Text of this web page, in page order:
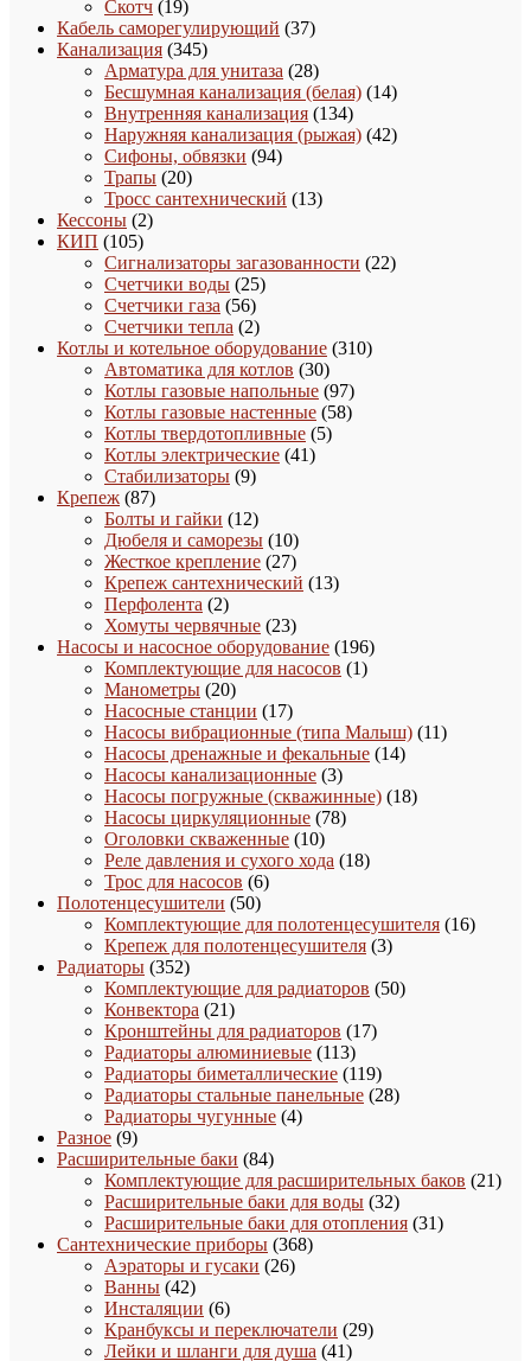
Скотч 1919
товаров
Кабель саморегулирующий 3737
Канализация 345345
товаров
Арматура для унитаза 2828
товаров
Бесшумная канализация (белая) 1414
Внутренняя канализация 134134
товара
Наружняя канализация (рыжая) 4242
Сифоны, обвязки 9494
Трапы 2020
товаров
Тросс сантехнический 1313
Кессоны 22
КИП 105105
товаров
Сигнализаторы загазованности 2222
Счетчики воды 2525
Счетчики газа 5656
товаров
Счетчики тепла 22
товара
Котлы и котельное оборудование 310310
Автоматика для котлов 3030
товаров
Котлы газовые напольные 9797
товаров
Котлы газовые настенные 5858
Котлы твердотопливные 55
Котлы электрические 4141
Стабилизаторы 99
Крепеж 8787
товаров
Болты и гайки 1212
товаров
Дюбеля и саморезы 1010
товаров
Жесткое крепление 2727
товаров
Крепеж сантехнический 1313
Перфолента 22
товара
Хомуты червячные 2323
товара
Насосы и насосное оборудование 196196
Комплектующие для насосов 11
Манометры 2020
товаров
Насосные станции 1717
товаров
Насосы вибрационные (типа Малыш) 1111
Насосы дренажные и фекальные 1414
Насосы канализационные 33
товара
Насосы погружные (скважинные) 1818
Насосы циркуляционные 7878
Оголовки скваженные 1010
товаров
Реле давления и сухого хода 1818
Трос для насосов 66
Полотенцесушители 5050
товаров
Комплектующие для полотенцесушителя 1616
Крепеж для полотенцесушителя 33
Радиаторы 352352
товара
Комплектующие для радиаторов 5050
Конвектора 2121
товар
Кронштейны для радиаторов 1717
Радиаторы алюминиевые 113113
товаров
Радиаторы биметаллические 119119
товаров
Радиаторы стальные панельные 2828
Радиаторы чугунные 44
Разное 99
товаров
Расширительные баки 8484
товара
Комплектующие для расширительных баков 2121
Расширительные баки для воды 3232
товара
Расширительные баки для отопления 3131
Сантехнические приборы 368368
Аэраторы и гусаки 2626
Ванны 4242
товара
Инсталяции 66
товаров
Кранбуксы и переключатели 2929
Лейки и шланги для душа 4141